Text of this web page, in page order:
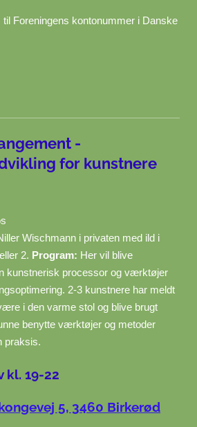
til Foreningens kontonummer i Danske
-
for kunstnere
Wischmann i privaten med ild i
2. Program: Her vil blive
kunstnerisk processor og værktøjer
2-3 kunstnere har meldt
i den varme stol og blive brugt
benytte værktøjer og metoder
praksis.
kl. 19-22
5, 3460 Birkerød